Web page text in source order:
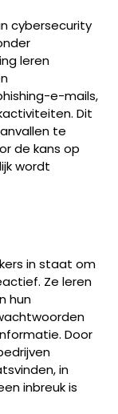
cybersecurity
leren
e-mails,
Dit
te
de kans op
wordt
in staat om
Ze leren
hun
Door
in
inbreuk is